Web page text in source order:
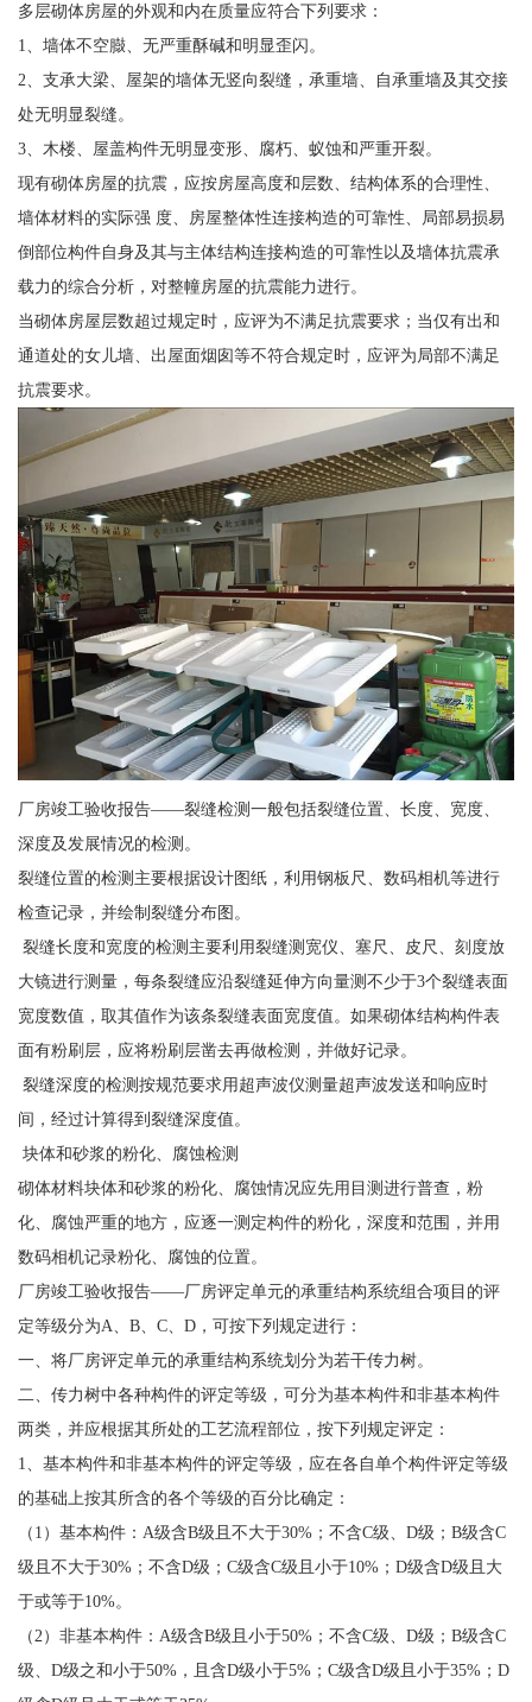
多层砌体房屋的外观和内在质量应符合下列要求：
1、墙体不空臌、无严重酥碱和明显歪闪。
2、支承大梁、屋架的墙体无竖向裂缝，承重墙、自承重墙及其交接
处无明显裂缝。
3、木楼、屋盖构件无明显变形、腐朽、蚁蚀和严重开裂。
现有砌体房屋的抗震，应按房屋高度和层数、结构体系的合理性、
墙体材料的实际强 度、房屋整体性连接构造的可靠性、局部易损易
倒部位构件自身及其与主体结构连接构造的可靠性以及墙体抗震承
载力的综合分析，对整幢房屋的抗震能力进行。
当砌体房屋层数超过规定时，应评为不满足抗震要求；当仅有出和
通道处的女儿墙、出屋面烟囱等不符合规定时，应评为局部不满足
抗震要求。
厂房竣工验收报告——裂缝检测一般包括裂缝位置、长度、宽度、
深度及发展情况的检测。
裂缝位置的检测主要根据设计图纸，利用钢板尺、数码相机等进行
检查记录，并绘制裂缝分布图。
裂缝长度和宽度的检测主要利用裂缝测宽仪、塞尺、皮尺、刻度放
大镜进行测量，每条裂缝应沿裂缝延伸方向量测不少于3个裂缝表面
宽度数值，取其值作为该条裂缝表面宽度值。如果砌体结构构件表
面有粉刷层，应将粉刷层凿去再做检测，并做好记录。
裂缝深度的检测按规范要求用超声波仪测量超声波发送和响应时
间，经过计算得到裂缝深度值。
块体和砂浆的粉化、腐蚀检测
砌体材料块体和砂浆的粉化、腐蚀情况应先用目测进行普查，粉
化、腐蚀严重的地方，应逐一测定构件的粉化，深度和范围，并用
数码相机记录粉化、腐蚀的位置。
厂房竣工验收报告——厂房评定单元的承重结构系统组合项目的评
定等级分为A、B、C、D，可按下列规定进行：
一、将厂房评定单元的承重结构系统划分为若干传力树。
二、传力树中各种构件的评定等级，可分为基本构件和非基本构件
两类，并应根据其所处的工艺流程部位，按下列规定评定：
1、基本构件和非基本构件的评定等级，应在各自单个构件评定等级
的基础上按其所含的各个等级的百分比确定：
（1）基本构件：A级含B级且不大于30%；不含C级、D级；B级含C
级且不大于30%；不含D级；C级含C级且小于10%；D级含D级且大
于或等于10%。
（2）非基本构件：A级含B级且小于50%；不含C级、D级；B级含C
级、D级之和小于50%，且含D级小于5%；C级含D级且小于35%；D